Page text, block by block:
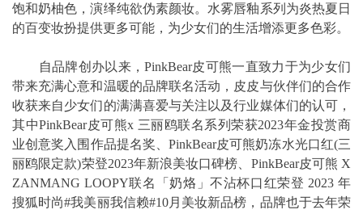
饱和奶柚色，演绎纯欲伪素颜妆。水雾唇釉系列为炎热夏日
的百变妆扮提供更多可能，为少女们的生活增添更多色彩。
自品牌创办以来，PinkBear皮可熊一直致力于为少女们
带来充满心意和温暖的品牌联名活动，皮皮与伙伴们的合作
收获来自少女们的满满喜爱与关注以及行业媒体们的认可，
其中PinkBear皮可熊x 三丽鸥联名系列荣获2023年金投赏商
业创意奖入围作品提名奖、PinkBear皮可熊奶冻水光口红(三
丽鸥限定款)荣登2023年新浪美妆口碑榜、PinkBear皮可熊 X
ZANMANG LOOPY联名「奶烙」不沾杯口红荣登 2023 年
搜狐时尚#我美丽我信赖#10月美妆新品榜，品牌也于去年荣